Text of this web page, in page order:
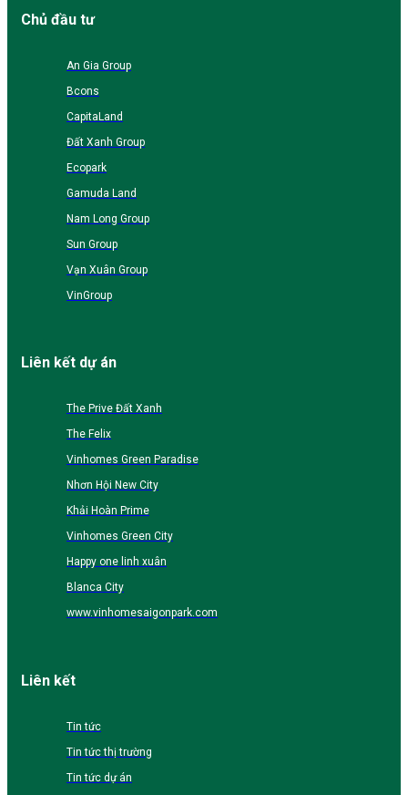
Chủ đầu tư
An Gia Group
Bcons
CapitaLand
Đất Xanh Group
Ecopark
Gamuda Land
Nam Long Group
Sun Group
Vạn Xuân Group
VinGroup
Liên kết dự án
The Prive Đất Xanh
The Felix
Vinhomes Green Paradise
Nhơn Hội New City
Khải Hoàn Prime
Vinhomes Green City
Happy one linh xuân
Blanca City
www.vinhomesaigonpark.com
Liên kết
Tin tức
Tin tức thị trường
Tin tức dự án